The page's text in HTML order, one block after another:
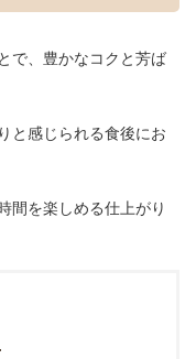
で、豊かなコクと芳ば
と感じられる食後にお
間を楽しめる仕上がり